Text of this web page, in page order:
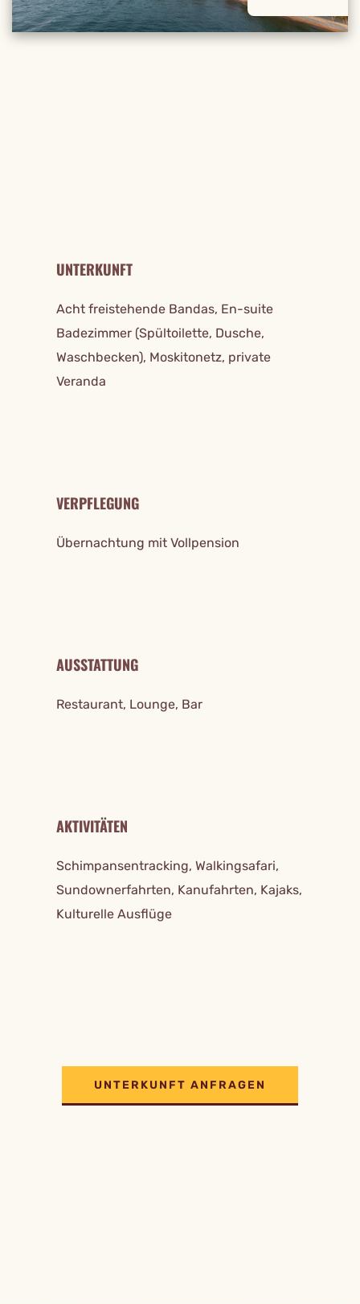
UNTERKUNFT
Acht freistehende Bandas, En-suite
Badezimmer (Spültoilette, Dusche,
Waschbecken), Moskitonetz, private
Veranda
VERPFLEGUNG
Übernachtung mit Vollpension
AUSSTATTUNG
Restaurant, Lounge, Bar
AKTIVITÄTEN
Schimpansentracking, Walkingsafari,
Sundownerfahrten, Kanufahrten, Kajaks,
Kulturelle Ausflüge
UNTERKUNFT ANFRAGEN